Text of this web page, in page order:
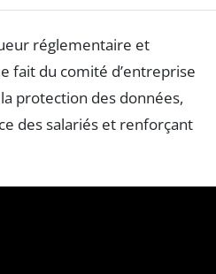
réglementaire et
fait du comité d’entreprise
protection des données,
des salariés et renforçant